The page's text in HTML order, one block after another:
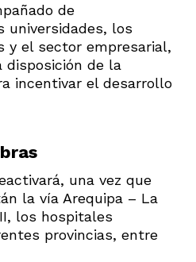
de
universidades, los
y el sector empresarial,
disposición de la
incentivar el desarrollo
una vez que
la vía Arequipa – La
los hospitales
provincias, entre